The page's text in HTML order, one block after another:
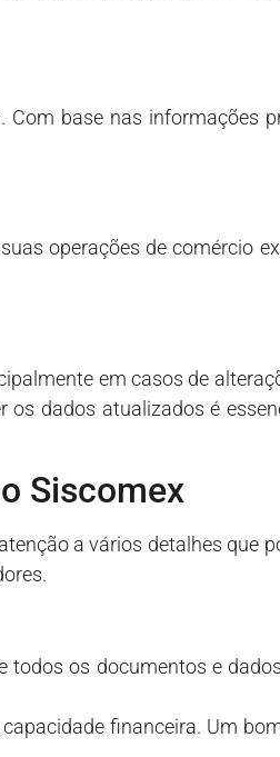
Com base nas informações
operações de comércio
em casos de
os dados atualizados é
Siscomex
a vários detalhes que
todos os documentos e
financeira. Um